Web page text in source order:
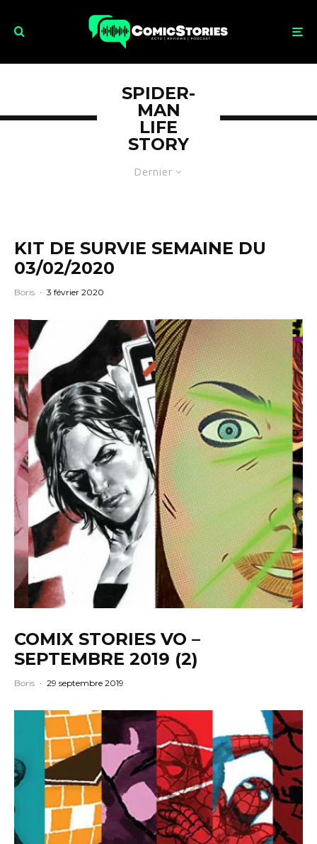
Dernier
SPIDER-
MAN
LIFE
STORY
KIT DE SURVIE SEMAINE DU
03/02/2020
Boris · 3 février 2020
COMIX STORIES VO –
SEPTEMBRE 2019 (2)
Boris · 29 septembre 2019